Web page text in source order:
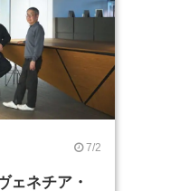
7/2
ェネチア・